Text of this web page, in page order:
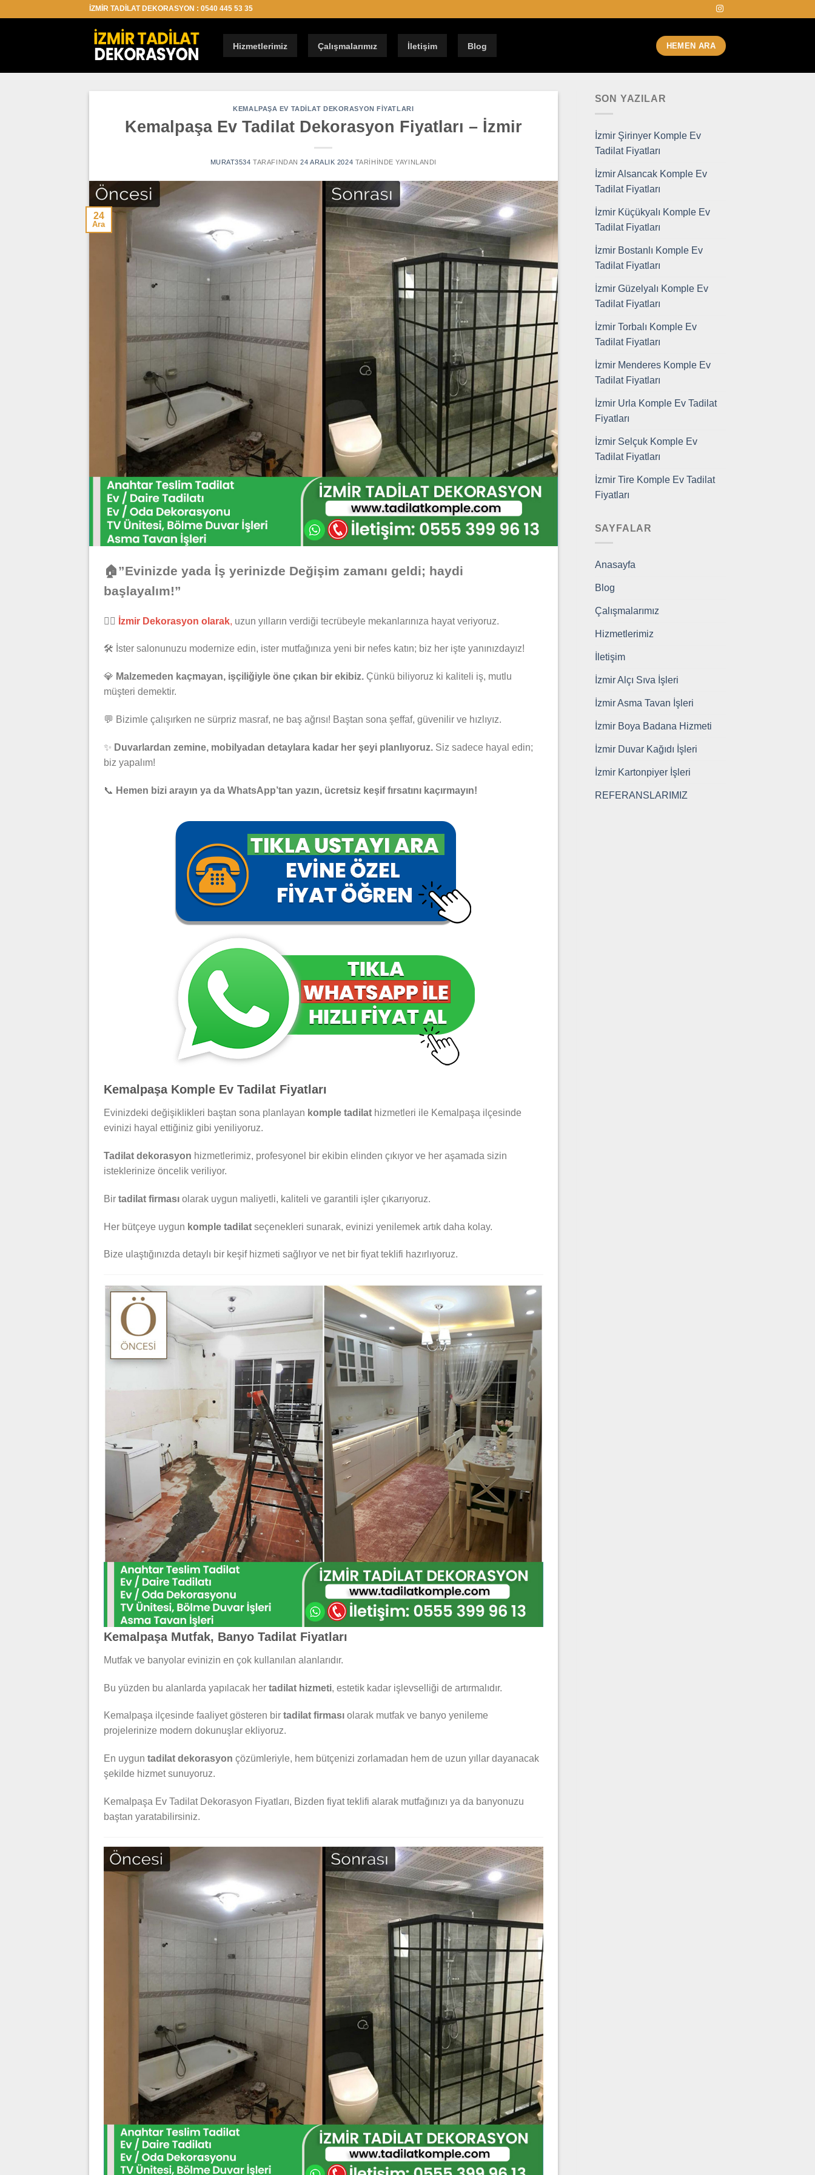
İZMİR TADİLAT DEKORASYON : 0540 445 53 35
Hizmetlerimiz Çalışmalarımız İletişim Blog HEMEN ARA
KEMALPAŞA EV TADILAT DEKORASYON FIYATLARI
Kemalpaşa Ev Tadilat Dekorasyon Fiyatları – İzmir
MURAT3534 TARAFINDAN 24 ARALIK 2024 TARIHINDE YAYINLANDI
24
Ara
🏠”Evinizde yada İş yerinizde Değişim zamanı geldi; haydi
başlayalım!”
👷‍♂️ İzmir Dekorasyon olarak, uzun yılların verdiği tecrübeyle mekanlarınıza hayat veriyoruz.
🛠️ İster salonunuzu modernize edin, ister mutfağınıza yeni bir nefes katın; biz her işte yanınızdayız!
💎 Malzemeden kaçmayan, işçiliğiyle öne çıkan bir ekibiz. Çünkü biliyoruz ki kaliteli iş, mutlu
müşteri demektir.
💬 Bizimle çalışırken ne sürpriz masraf, ne baş ağrısı! Baştan sona şeffaf, güvenilir ve hızlıyız.
✨ Duvarlardan zemine, mobilyadan detaylara kadar her şeyi planlıyoruz. Siz sadece hayal edin;
biz yapalım!
📞 Hemen bizi arayın ya da WhatsApp’tan yazın, ücretsiz keşif fırsatını kaçırmayın!
Kemalpaşa Komple Ev Tadilat Fiyatları
Evinizdeki değişiklikleri baştan sona planlayan komple tadilat hizmetleri ile Kemalpaşa ilçesinde
evinizi hayal ettiğiniz gibi yeniliyoruz.
Tadilat dekorasyon hizmetlerimiz, profesyonel bir ekibin elinden çıkıyor ve her aşamada sizin
isteklerinize öncelik veriliyor.
Bir tadilat firması olarak uygun maliyetli, kaliteli ve garantili işler çıkarıyoruz.
Her bütçeye uygun komple tadilat seçenekleri sunarak, evinizi yenilemek artık daha kolay.
Bize ulaştığınızda detaylı bir keşif hizmeti sağlıyor ve net bir fiyat teklifi hazırlıyoruz.
Kemalpaşa Mutfak, Banyo Tadilat Fiyatları
Mutfak ve banyolar evinizin en çok kullanılan alanlarıdır.
Bu yüzden bu alanlarda yapılacak her tadilat hizmeti, estetik kadar işlevselliği de artırmalıdır.
Kemalpaşa ilçesinde faaliyet gösteren bir tadilat firması olarak mutfak ve banyo yenileme
projelerinize modern dokunuşlar ekliyoruz.
En uygun tadilat dekorasyon çözümleriyle, hem bütçenizi zorlamadan hem de uzun yıllar dayanacak
şekilde hizmet sunuyoruz.
Kemalpaşa Ev Tadilat Dekorasyon Fiyatları, Bizden fiyat teklifi alarak mutfağınızı ya da banyonuzu
baştan yaratabilirsiniz.
SON YAZILAR
İzmir Şirinyer Komple Ev
Tadilat Fiyatları
İzmir Alsancak Komple Ev
Tadilat Fiyatları
İzmir Küçükyalı Komple Ev
Tadilat Fiyatları
İzmir Bostanlı Komple Ev
Tadilat Fiyatları
İzmir Güzelyalı Komple Ev
Tadilat Fiyatları
İzmir Torbalı Komple Ev
Tadilat Fiyatları
İzmir Menderes Komple Ev
Tadilat Fiyatları
İzmir Urla Komple Ev Tadilat
Fiyatları
İzmir Selçuk Komple Ev
Tadilat Fiyatları
İzmir Tire Komple Ev Tadilat
Fiyatları
SAYFALAR
Anasayfa
Blog
Çalışmalarımız
Hizmetlerimiz
İletişim
İzmir Alçı Sıva İşleri
İzmir Asma Tavan İşleri
İzmir Boya Badana Hizmeti
İzmir Duvar Kağıdı İşleri
İzmir Kartonpiyer İşleri
REFERANSLARIMIZ